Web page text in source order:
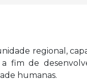
regional,
fim de
humanas.